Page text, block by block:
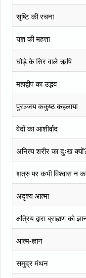
सृष्टि की रचना
यज्ञ की महत्ता
घोड़े के सिर वाले ऋषि
महाद्वीप का उद्भव
पुरञ्जय ककुष्ठ कहलाया
वेदों का आशीर्वाद
अनित्य शरीर का दुःख
शत्रु पर कभी विश्वास न
अदृश्य आत्मा
क्षत्रिय द्वारा ब्राह्मण को
आत्म-ज्ञान
समुद्र मंथन